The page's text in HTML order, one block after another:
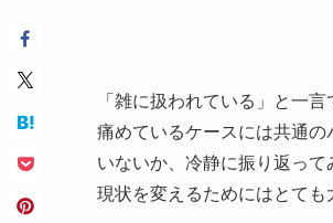
「雑に扱われている」と一
痛めているケースには共通
いないか、冷静に振り返っ
現状を変えるためにはとても